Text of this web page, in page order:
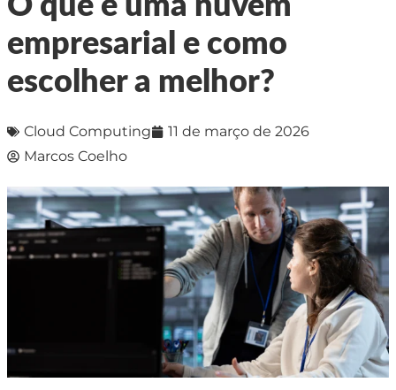
empresarial e como
escolher a melhor?
Cloud Computing
11 de março de 2026
Marcos Coelho